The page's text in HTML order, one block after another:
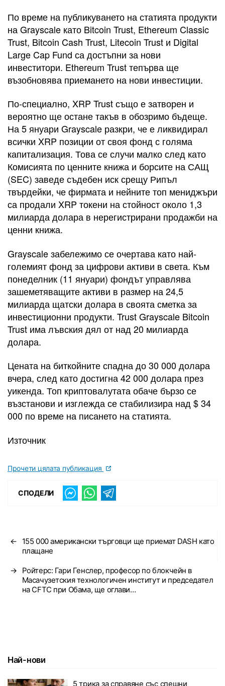
По време на публикуването на статията продукти
на Grayscale като Bitcoin Trust, Ethereum Classic
Trust, Bitcoin Cash Trust, Litecoin Trust и Digital
Large Cap Fund са достъпни за нови
инвеститори. Ethereum Trust тепърва ще
възобновява приемането на нови инвестиции.
По-специално, XRP Trust също е затворен и
вероятно ще остане такъв в обозримо бъдеще.
На 5 януари Grayscale разкри, че е ликвидирал
всички XRP позиции от своя фонд с голяма
капитализация. Това се случи малко след като
Комисията по ценните книжа и борсите на САЩ
(SEC) заведе съдебен иск срещу Рипъл
твърдейки, че фирмата и нейните топ мениджъри
са продали XRP токени на стойност около 1,3
милиарда долара в нерегистрирани продажби на
ценни книжа.
Grayscale забележимо се очертава като най-
големият фонд за цифрови активи в света. Към
понеделник (11 януари) фондът управлява
зашеметяващите активи в размер на 24,5
милиарда щатски долара в своята сметка за
инвестиционни продукти. Trust Grayscale Bitcoin
Trust има лъвския дял от над 20 милиарда
долара.
Цената на биткойните спадна до 30 000 долара
вчера, след като достигна 42 000 долара през
уикенда. Топ криптовалутата обаче бързо се
възстанови и изглежда се стабилизира над $ 34
000 по време на писането на статията.
Източник
Прочети цялата публикация
СПОДЕЛИ
←
155 000 американски търговци ще приемат DASH като
плащане
→
Ройтерс: Гари Генслер, професор по блокчейн в
Масачузетския технологичен институт и председател
на CFTC при Обама, ще оглави…
Най-нови
5 трика за справяне със спешни